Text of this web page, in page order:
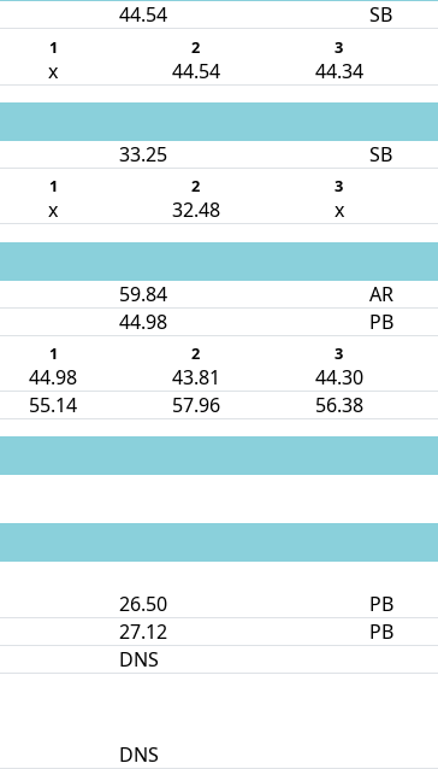
44.54 SB
1 2 3
x 44.54 44.34
33.25 SB
1 2 3
x 32.48 x
59.84
AR
44.98 PB
1 2 3
44.98 43.81 44.30
55.14 57.96 56.38
26.50
PB
27.12
PB
DNS
DNS